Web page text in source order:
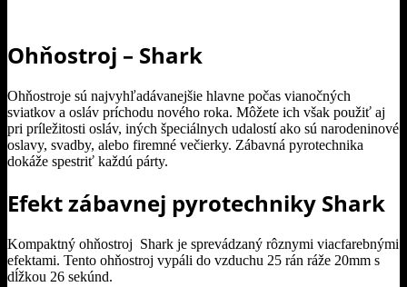
Ohňostroj – Shark
Ohňostroje sú najvyhľadávanejšie hlavne počas vianočných
sviatkov a osláv príchodu nového roka. Môžete ich však použiť aj
pri príležitosti osláv, iných špeciálnych udalostí ako sú narodeninové
oslavy, svadby, alebo firemné večierky. Zábavná pyrotechnika
dokáže spestriť každú párty.
Efekt zábavnej pyrotechniky Shark
Kompaktný ohňostroj Shark je sprevádzaný rôznymi viacfarebnými
efektami. Tento ohňostroj vypáli do vzduchu 25 rán ráže 20mm s
dĺžkou 26 sekúnd.